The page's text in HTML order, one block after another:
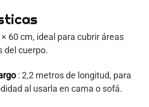
× 60 cm, ideal para cubrir áreas
del cuerpo.
: 2,2 metros de longitud, para
al usarla en cama o sofá.